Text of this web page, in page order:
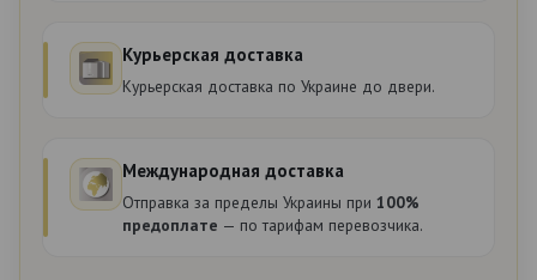
Курьерская доставка
Курьерская доставка по Украине до двери.
Международная доставка
Отправка за пределы Украины при 100%
предоплате — по тарифам перевозчика.